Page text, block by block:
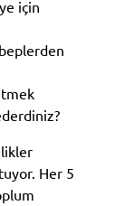
için
Her 5